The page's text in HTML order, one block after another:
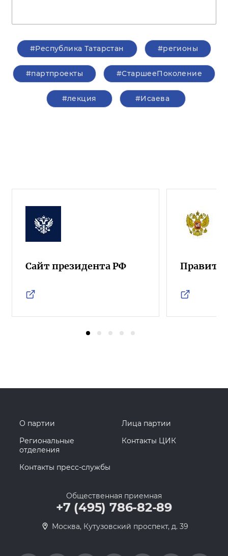
#Республика Татарстан #регионы
#партпроекты #СтаршееПоколение
#лекция #Исаева
Сайт президента РФ
О партии
Лица партии
Региональные
отделения
Контакты ЦИК
Контакты пресс-службы
Общественная приемная
+7 (495) 786-82-89
Москва, Кутузовский проспект, д. 39